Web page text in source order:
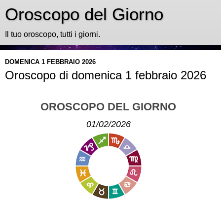
Oroscopo del Giorno
Il tuo oroscopo, tutti i giorni.
DOMENICA 1 FEBBRAIO 2026
Oroscopo di domenica 1 febbraio 2026
OROSCOPO DEL GIORNO
01/02/2026